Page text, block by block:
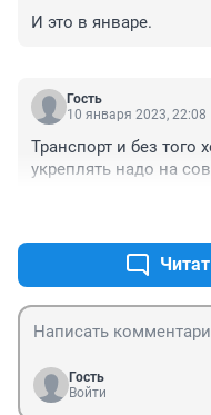
И это в январе.
Гость
10 января 2023, 22:08
Транспорт и без того
укреплять надо на
Гость
Войти